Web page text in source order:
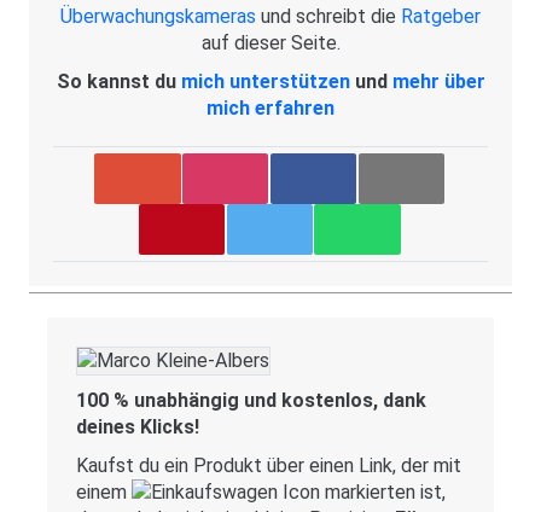
Überwachungskameras und schreibt die Ratgeber
auf dieser Seite.
So kannst du mich unterstützenund mehr über
mich erfahren
100 % unabhängig und kostenlos, dank
deines Klicks!
Kaufst du ein Produkt über einen Link, der mit
einem
markierten ist,